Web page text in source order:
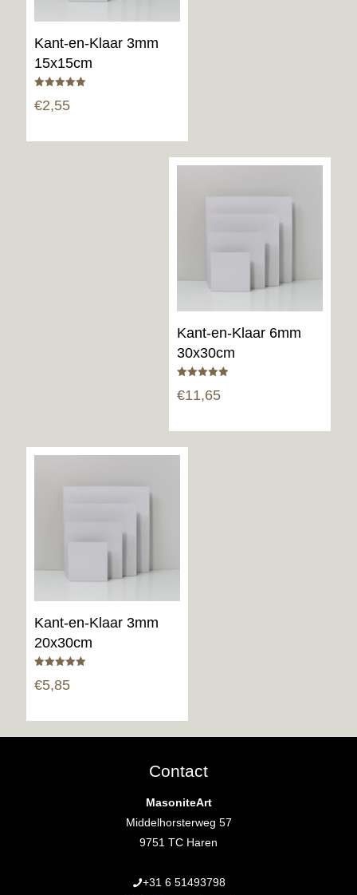
Kant-en-Klaar 3mm
15x15cm
5.00
uit 5
€2,55
Kant-en-Klaar 6mm
30x30cm
5.00
€11,65
Kant-en-Klaar 3mm
20x30cm
5.00
€5,85
Contact
MasoniteArt
Middelhorsterweg 57
9751 TC Haren
+31 6 51493798‬